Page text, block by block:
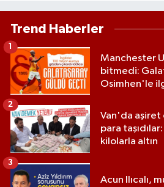
Trend Haberler
Manchester
bitmedi:
Osimhen'le
Van'da aşiret
para
kilolarla altın
2
Acun Ilıcalı,
3